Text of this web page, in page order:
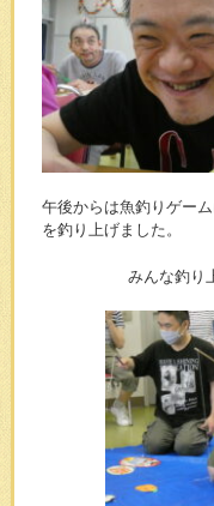
午後からは魚釣りゲー
を釣り上げました。
みんな釣り